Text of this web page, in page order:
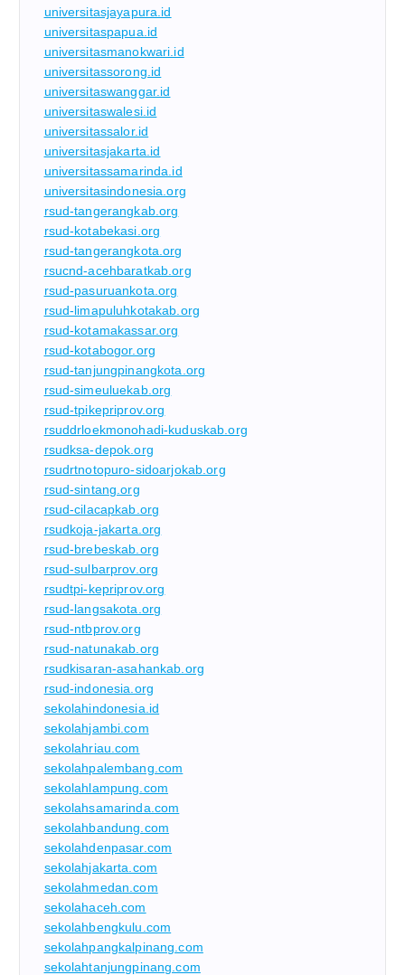
universitasjayapura.id
universitaspapua.id
universitasmanokwari.id
universitassorong.id
universitaswanggar.id
universitaswalesi.id
universitassalor.id
universitasjakarta.id
universitassamarinda.id
universitasindonesia.org
rsud-tangerangkab.org
rsud-kotabekasi.org
rsud-tangerangkota.org
rsucnd-acehbaratkab.org
rsud-pasuruankota.org
rsud-limapuluhkotakab.org
rsud-kotamakassar.org
rsud-kotabogor.org
rsud-tanjungpinangkota.org
rsud-simeuluekab.org
rsud-tpikepriprov.org
rsuddrloekmonohadi-kuduskab.org
rsudksa-depok.org
rsudrtnotopuro-sidoarjokab.org
rsud-sintang.org
rsud-cilacapkab.org
rsudkoja-jakarta.org
rsud-brebeskab.org
rsud-sulbarprov.org
rsudtpi-kepriprov.org
rsud-langsakota.org
rsud-ntbprov.org
rsud-natunakab.org
rsudkisaran-asahankab.org
rsud-indonesia.org
sekolahindonesia.id
sekolahjambi.com
sekolahriau.com
sekolahpalembang.com
sekolahlampung.com
sekolahsamarinda.com
sekolahbandung.com
sekolahdenpasar.com
sekolahjakarta.com
sekolahmedan.com
sekolahaceh.com
sekolahbengkulu.com
sekolahpangkalpinang.com
sekolahtanjungpinang.com